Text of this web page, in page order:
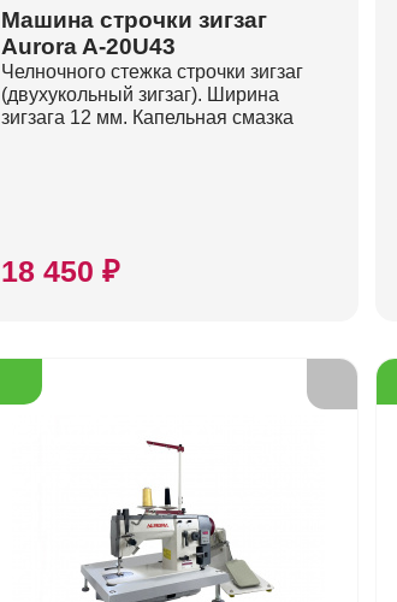
Машина строчки зигзаг
Aurora A-20U43
Челночного стежка строчки зигзаг
(двухукольный зигзаг). Ширина
зигзага 12 мм. Капельная смазка
18 450 ₽